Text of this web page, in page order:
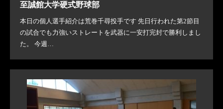
至誠館大学硬式野球部
本日の個人選手紹介は荒巻千尋投手です 先日行われた第2節目
の試合でも力強いストレートを武器に一安打完封で勝利しまし
た。 今週…